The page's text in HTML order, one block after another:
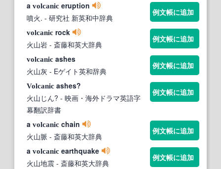
a volcanic eruption
噴火. - 研究社 新英和中辞典
例文帳に追加
volcanic rock
火山岩 - 斎藤和英大辞典
例文帳に追加
volcanic ashes
火山灰 - Eゲイト英和辞典
例文帳に追加
Volcanic ashes?
火山じん? - 映画・海外ドラマ英語字
幕翻訳辞書
例文帳に追加
a volcanic chain
火山脈 - 斎藤和英大辞典
例文帳に追加
a volcanic earthquake
火山地震 - 斎藤和英大辞典
例文帳に追加